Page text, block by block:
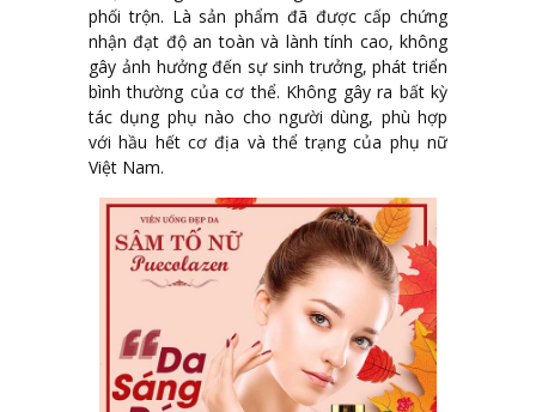
phối trộn. Là sản phẩm đã được cấp chứng
nhận đạt độ an toàn và lành tính cao, không
gây ảnh hưởng đến sự sinh trưởng, phát triển
bình thường của cơ thể. Không gây ra bất kỳ
tác dụng phụ nào cho người dùng, phù hợp
với hầu hết cơ địa và thể trạng của phụ nữ
Việt Nam.